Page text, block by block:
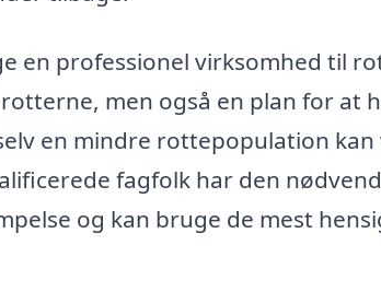
en professionel virksomhed til
men også en plan for
en mindre rottepopulation
fagfolk har den
og kan bruge de mest